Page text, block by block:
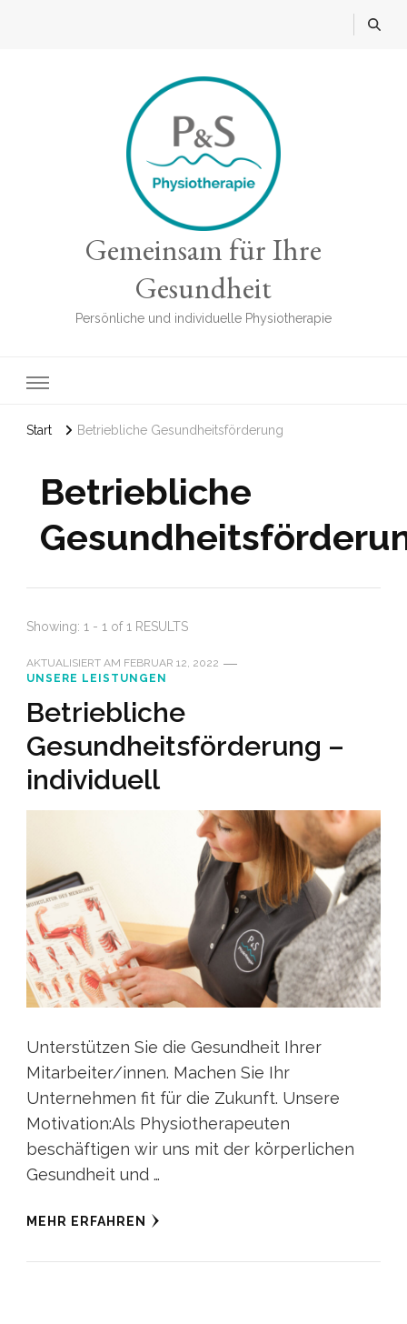
Gemeinsam für Ihre
Gesundheit
Persönliche und individuelle Physiotherapie
Start Betriebliche Gesundheitsförderung
Betriebliche
Showing: 1 - 1 of 1 RESULTS
AKTUALISIERT AM FEBRUAR 12, 2022
UNSERE LEISTUNGEN
Betriebliche
Gesundheitsförderung –
individuell
Unterstützen Sie die Gesundheit Ihrer
Mitarbeiter/innen. Machen Sie Ihr
Unternehmen fit für die Zukunft. Unsere
Motivation:Als Physiotherapeuten
beschäftigen wir uns mit der körperlichen
Gesundheit und …
MEHR ERFAHREN